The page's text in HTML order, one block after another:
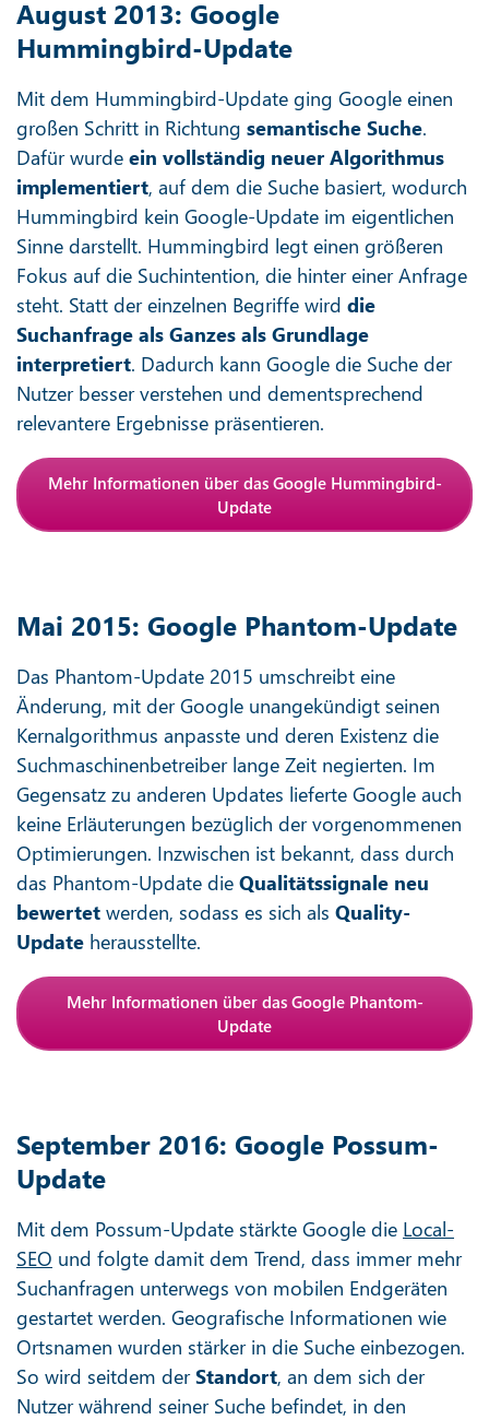
August 2013: Google
Hummingbird-Update
Mit dem Hummingbird-Update ging Google einen
großen Schritt in Richtung semantische Suche.
Dafür wurde ein vollständig neuer Algorithmus
implementiert, auf dem die Suche basiert, wodurch
Hummingbird kein Google-Update im eigentlichen
Sinne darstellt. Hummingbird legt einen größeren
Fokus auf die Suchintention, die hinter einer Anfrage
steht. Statt der einzelnen Begriffe wird die
Suchanfrage als Ganzes als Grundlage
interpretiert. Dadurch kann Google die Suche der
Nutzer besser verstehen und dementsprechend
relevantere Ergebnisse präsentieren.
Mehr Informationen über das Google Hummingbird-
Update
Mai 2015: Google Phantom-Update
Das Phantom-Update 2015 umschreibt eine
Änderung, mit der Google unangekündigt seinen
Kernalgorithmus anpasste und deren Existenz die
Suchmaschinenbetreiber lange Zeit negierten. Im
Gegensatz zu anderen Updates lieferte Google auch
keine Erläuterungen bezüglich der vorgenommenen
Optimierungen. Inzwischen ist bekannt, dass durch
das Phantom-Update die Qualitätssignale neu
bewertet werden, sodass es sich als Quality-
Update herausstellte.
Mehr Informationen über das Google Phantom-
Update
September 2016: Google Possum-
Update
Mit dem Possum-Update stärkte Google die Local-
SEO und folgte damit dem Trend, dass immer mehr
Suchanfragen unterwegs von mobilen Endgeräten
gestartet werden. Geografische Informationen wie
Ortsnamen wurden stärker in die Suche einbezogen.
So wird seitdem derStandort, an dem sich der
Nutzer während seiner Suche befindet, in den